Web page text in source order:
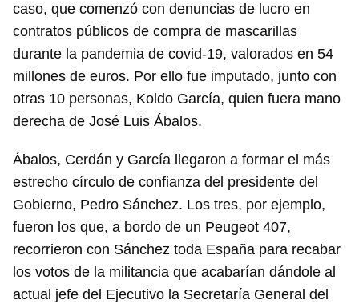
caso, que comenzó con denuncias de lucro en
contratos públicos de compra de mascarillas
durante la pandemia de covid-19, valorados en 54
millones de euros. Por ello fue imputado, junto con
otras 10 personas, Koldo García, quien fuera mano
derecha de José Luis Ábalos.
Ábalos, Cerdán y García llegaron a formar el más
estrecho círculo de confianza del presidente del
Gobierno, Pedro Sánchez. Los tres, por ejemplo,
fueron los que, a bordo de un Peugeot 407,
recorrieron con Sánchez toda España para recabar
los votos de la militancia que acabarían dándole al
actual jefe del Ejecutivo la Secretaría General del